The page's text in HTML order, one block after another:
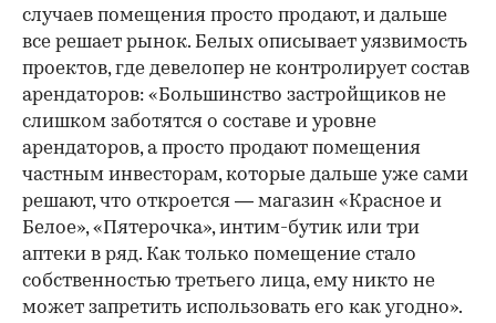
случаев помещения просто продают, и дальше
все решает рынок. Белых описывает уязвимость
проектов, где девелопер не контролирует состав
арендаторов: «Большинство застройщиков не
слишком заботятся о составе и уровне
арендаторов, а просто продают помещения
частным инвесторам, которые дальше уже сами
решают, что откроется — магазин «Красное и
Белое», «Пятерочка», интим-бутик или три
аптеки в ряд. Как только помещение стало
собственностью третьего лица, ему никто не
может запретить использовать его как угодно».